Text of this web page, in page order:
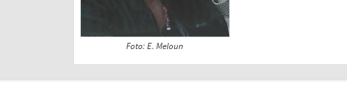
Foto: E. Meloun